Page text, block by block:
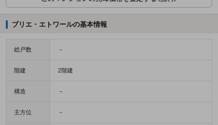
ブリエ・エトワールの基本情報
総戸数 －
階建 2階建
構造 －
主方位 －